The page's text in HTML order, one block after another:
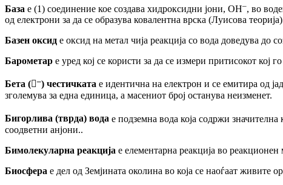
База е (1) соединение кое создава хидроксидни јони, ОН–, во
од електрони за да се образува ковалентна врска (Луисова
Базен оксид е оксид на метал чија реакција со вода доведува до
Барометар е уред кој се користи за да се измери притисокот кој
Бета (–) честичката е идентична на електрон и се емитира од
зголемува за една единица, а масениот број останува неизменет.
Бигорлива (тврда) вода е подземна вода која содржи
соодветни анјони..
Бимолекуларна реакција е елементарна реакција во
Биосфера е дел од Земјината околина во која се наоѓаат живите